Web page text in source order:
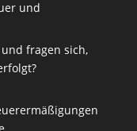
und
fragen sich,